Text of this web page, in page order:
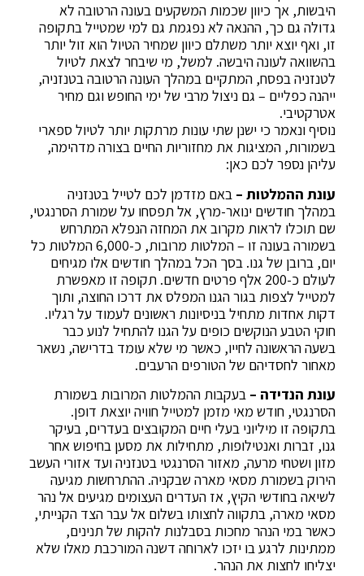
היבשות, אך כיוון שכמות המשקעים בעונה הרטובה לא
גדולה גם כך, ההנאה לא נפגמת גם למי שמטייל בתקופה
זו, ואף יוצא יותר משתלם כיוון שמחיר הטיול הוא זול יותר
בהשוואה לעונה היבשה. למשל, מי שיבחר לצאת לטיול
לטנזניה בפסח, המתקיים במהלך העונה הרטובה בטנזניה,
ייהנה כפליים – גם ניצול מרבי של ימי החופש וגם מחיר
אטרקטיבי.
נוסיף ונאמר כי ישנן שתי עונות מרתקות יותר לטיול ספארי
בשמורות, המציגות את מחזוריות החיים בצורה מדהימה,
עליהן נספר לכם כאן:
עונת ההמלטות – באם מזדמן לכם לטייל בטנזניה
במהלך חודשים ינואר-מרץ, אל תפסחו על שמורת הסרנגטי,
שם תוכלו לראות מקרוב את המחזה הנפלא המתרחש
בשמורה בעונה זו – המלטות מרובות, כ-6,000 המלטות כל
יום, ברובן של גנו. בסך הכל במהלך חודשים אלו מגיחים
לעולם כ-200 אלף פרטים חדשים. תקופה זו מאפשרת
למטייל לצפות בגור הגנו המפלס את דרכו החוצה, ותוך
דקות אחדות מתחיל בניסיונות ראשונים לעמוד על רגליו.
חוקי הטבע הנוקשים כופים על הגנו להתחיל לנוע כבר
בשעה הראשונה לחייו, כאשר מי שלא עומד בדרישה, נשאר
מאחור לחסדיהם של הטורפים הרעבים.
עונת הנדידה – בעקבות ההמלטות המרובות בשמורת
הסרנגטי, חודש מאי מזמן למטייל חוויה יוצאת דופן.
בתקופה זו מיליוני בעלי חיים המקובצים בעדרים, בעיקר
גנו, זברות ואנטילופות, מתחילות את מסען בחיפוש אחר
מזון ושטחי מרעה, מאזור הסרנגטי בטנזניה ועד אזורי העשב
הירוק בשמורת מסאי מארה שבקניה. ההתרחשות מגיעה
לשיאה בחודשי הקיץ, אז העדרים העצומים מגיעים אל נהר
מסאי מארה, בתקווה לחצותו בשלום אל עבר הצד הקנייתי,
כאשר במי הנהר מחכות בסבלנות להקות של תנינים,
ממתינות לרגע בו יזכו לארוחה דשנה המורכבת מאלו שלא
יצליחו לחצות את הנהר.